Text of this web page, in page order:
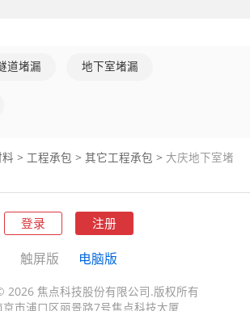
骤，能确保不会现渗漏水。通过以上的
程大小，承包方法灵活，可双包也可单
新老用户合作咨询！大庆地下室堵漏公司
道堵漏 地下室堵漏
> 工程承包 > 其它工程承包 > 大庆地下室堵
登录 注册
触屏版 电脑版
焦点科技股份有限公司.版权所有
京市浦口区丽景路7号焦点科技大厦